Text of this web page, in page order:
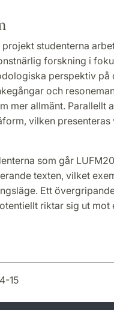
studenterna
forskning i
perspektiv på
och
mer allmänt. Parallellt
vilken presenteras
som går
texten, vilket
Ett
riktar sig ut mot
15